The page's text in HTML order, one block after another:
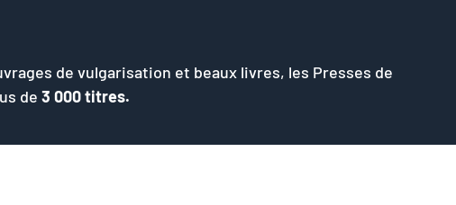
de vulgarisation et beaux livres, les Presses de
de 3 000 titres.